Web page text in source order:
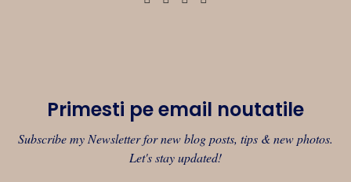
Primesti pe email noutatile
Subscribe my Newsletter for new blog posts, tips & new photos.
Let's stay updated!